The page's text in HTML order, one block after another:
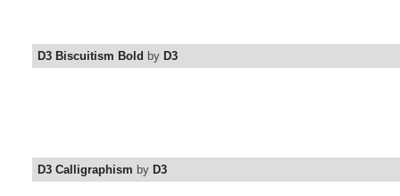
D3 Biscuitism Bold by D3
D3 Calligraphism by D3